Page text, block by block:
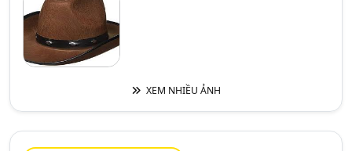
XEM NHIỀU ẢNH